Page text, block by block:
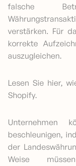
falsche
verstärken. Für
korrekte
auszugleichen.
Lesen Sie hier,
Shopify.
Unternehmen
beschleunigen,
der
Weise